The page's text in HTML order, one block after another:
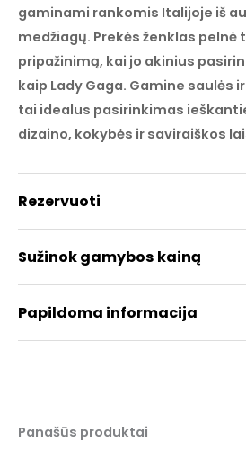
gaminami rankomis Italijoje iš
medžiagų. Prekės ženklas
pripažinimą, kai jo akinius
kaip Lady Gaga. Gamine saulės
tai idealus pasirinkimas
dizaino, kokybės ir saviraiškos
Rezervuoti
REZERVUOTI
Sužinok gamybos kainą
Papildoma informacija
Panašūs produktai